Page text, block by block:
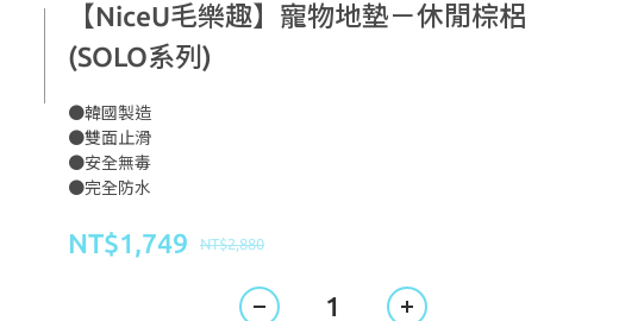
【NiceU毛樂趣】寵物地墊－休閒棕梠
(SOLO系列)
●韓國製造
●雙面止滑
●安全無毒
●完全防水
NT$2,880
NT$1,749